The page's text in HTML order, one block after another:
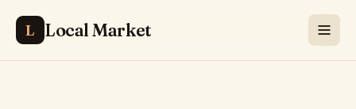
L Local Market